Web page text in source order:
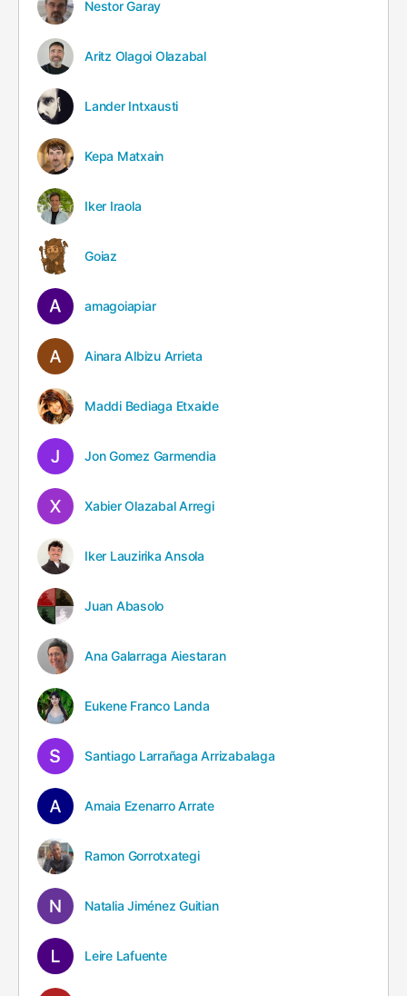
Nestor Garay
Aritz Olagoi Olazabal
Lander Intxausti
Kepa Matxain
Iker Iraola
Goiaz
amagoiapiar
Ainara Albizu Arrieta
Maddi Bediaga Etxaide
Jon Gomez Garmendia
Xabier Olazabal Arregi
Iker Lauzirika Ansola
Juan Abasolo
Ana Galarraga Aiestaran
Eukene Franco Landa
Santiago Larrañaga Arrizabalaga
Amaia Ezenarro Arrate
Ramon Gorrotxategi
Natalia Jiménez Guitian
Leire Lafuente